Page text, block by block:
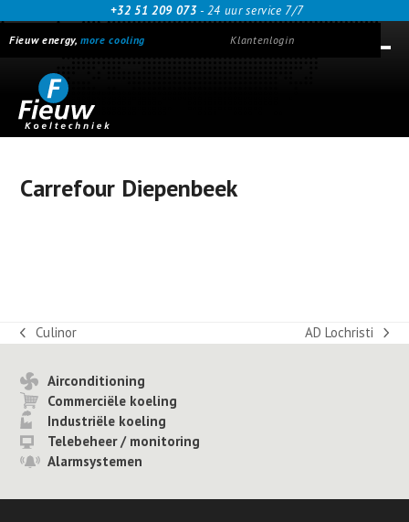
to
content
Fieuw energy,more cooling
+32 51 209 073- 24 uur service 7/7
Klantenlogin
Carrefour Diepenbeek
previous
Culinor
next
AD Lochristi
Airconditioning
Commerciële koeling
Industriële koeling
Telebeheer / monitoring
Alarmsystemen